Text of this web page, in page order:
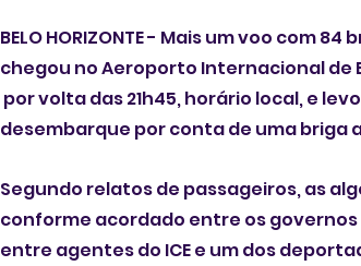
BELO HORIZONTE - Mais um voo com
chegou no Aeroporto Internacional de
por volta das 21h45, horário local, e
desembarque por conta de uma briga
Segundo relatos de passageiros, as
conforme acordado entre os governos
entre agentes do ICE e um dos